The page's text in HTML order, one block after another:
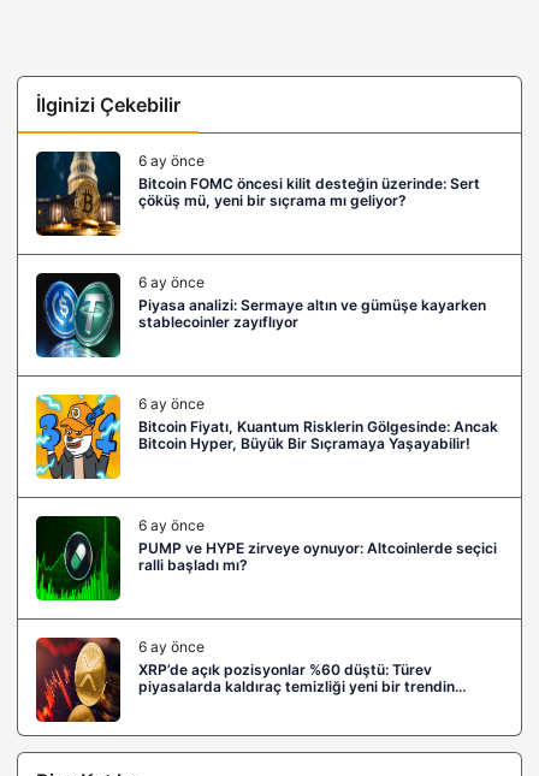
İlginizi Çekebilir
6 ay önce
Bitcoin FOMC öncesi kilit desteğin üzerinde: Sert
çöküş mü, yeni bir sıçrama mı geliyor?
6 ay önce
Piyasa analizi: Sermaye altın ve gümüşe kayarken
stablecoinler zayıflıyor
6 ay önce
Bitcoin Fiyatı, Kuantum Risklerin Gölgesinde: Ancak
Bitcoin Hyper, Büyük Bir Sıçramaya Yaşayabilir!
6 ay önce
PUMP ve HYPE zirveye oynuyor: Altcoinlerde seçici
ralli başladı mı?
6 ay önce
XRP’de açık pozisyonlar %60 düştü: Türev
piyasalarda kaldıraç temizliği yeni bir trendin